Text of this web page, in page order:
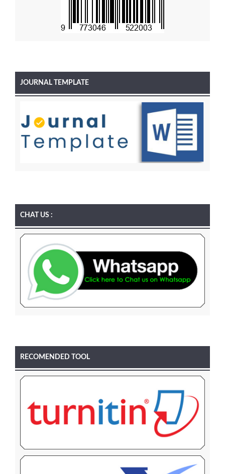
JOURNAL TEMPLATE
CHAT US :
RECOMENDED TOOL